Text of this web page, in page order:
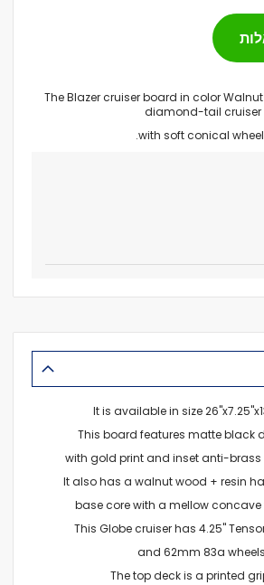
The Blazer cruiser board in color
diamond-tail cruiser
with soft conical
It is available in size
This board features matte black
with gold print and inset anti-
It also has a walnut wood + resin
base core with a mellow concave
This Globe cruiser has 4.25"
and 62mm 83a
The top deck is a printed